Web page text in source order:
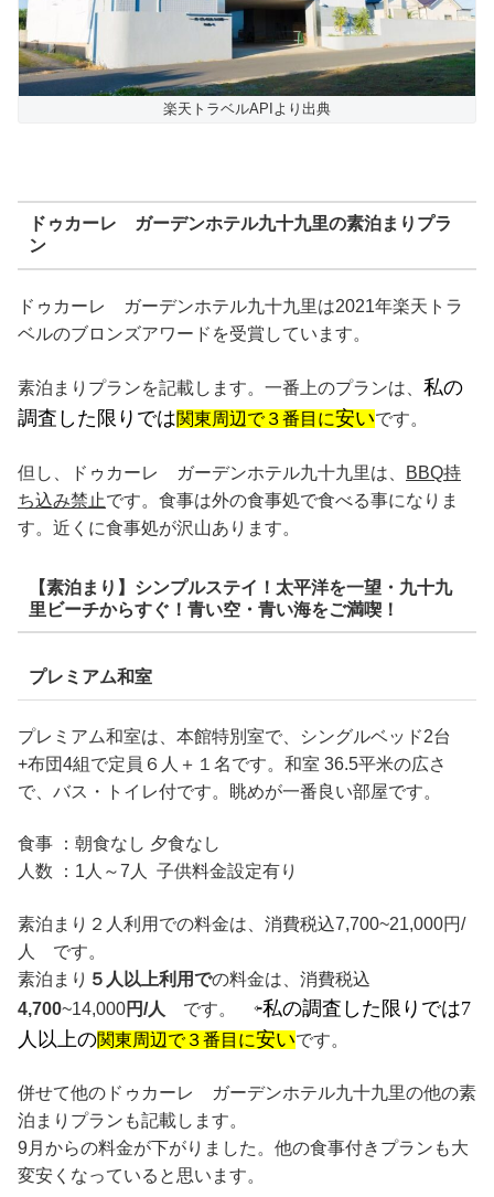
楽天トラベルAPIより出典
ドゥカーレ ガーデンホテル九十九里の素泊まりプラ
ン
ドゥカーレ ガーデンホテル九十九里は2021年楽天トラ
ベルのブロンズアワードを受賞しています。
素泊まりプランを記載します。一番上のプランは、 私の
調査した限りでは関東周辺で３番目に安いです。
但し、ドゥカーレ ガーデンホテル九十九里は、
BBQ持
ち込み禁止です。食事は外の食事処で食べる事になりま
す。近くに食事処が沢山あります。
【素泊まり】シンプルステイ！太平洋を一望・九十九
里ビーチからすぐ！青い空・青い海をご満喫！
プレミアム和室
プレミアム和室は、本館特別室で、シングルベッド2台
+布団4組で定員６人＋１名です。和室 36.5平米の広さ
で、バス・トイレ付です。眺めが一番良い部屋です。
食事 ：朝食なし 夕食なし
人数 ：1人～7人
子供料金設定有り
素泊まり２人利用での料金は、消費税込7,700~21,000円/
人 です。
素泊まり ５人以上利用での料金は、消費税込
4,700~14,000円/人 です。 ⇦私の調査した限りでは7
人以上の関東周辺で３番目に安いです。
併せて他のドゥカーレ ガーデンホテル九十九里の他の素
泊まりプランも記載します。
9月からの料金が下がりました。他の食事付きプランも大
変安くなっていると思います。